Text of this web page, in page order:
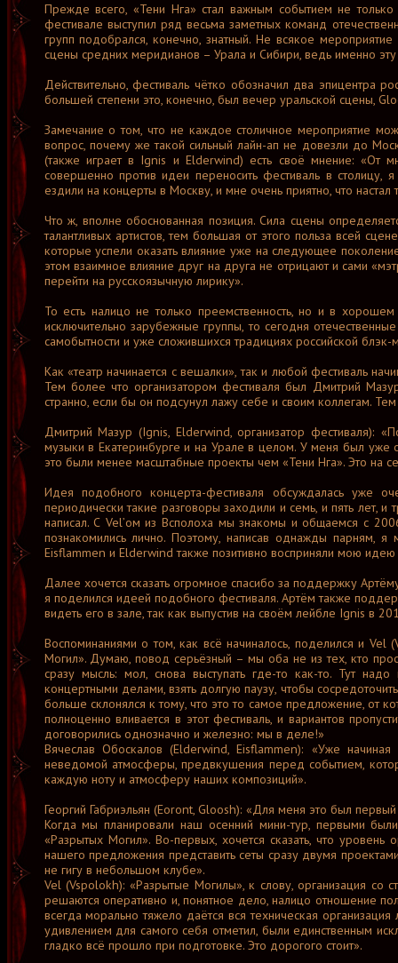
Прежде всего, «Тени Нга» стал важным событием не
фестивале выступил ряд весьма заметных команд
групп подобрался, конечно, знатный. Не всякое
сцены средних меридианов – Урала и Сибири, ведь именно
Действительно, фестиваль чётко обозначил два эпицентра
большей степени это, конечно, был вечер уральской сцены,
Замечание о том, что не каждое столичное мероприятие
вопрос, почему же такой сильный лайн-ап не довезли до
(также играет в Ignis и Elderwind) есть своё мнение: «От
совершенно против идеи переносить фестиваль в столицу,
ездили на концерты в Москву, и мне очень приятно, что
Что ж, вполне обоснованная позиция. Сила сцены
талантливых артистов, тем большая от этого польза всей
которые успели оказать влияние уже на следующее
этом взаимное влияние друг на друга не отрицают и сами
перейти на русскоязычную лирику».
То есть налицо не только преемственность, но и в
исключительно зарубежные группы, то сегодня
самобытности и уже сложившихся традициях российской блэк-
Как «театр начинается с вешалки», так и любой фестиваль
Тем более что организатором фестиваля был Дмитрий
странно, если бы он подсунул лажу себе и своим коллегам.
Дмитрий Мазур (Ignis, Elderwind, организатор фестиваля):
музыки в Екатеринбурге и на Урале в целом. У меня был уже
это были менее масштабные проекты чем «Тени Нга». Это на
Идея подобного концерта-фестиваля обсуждалась уже
периодически такие разговоры заходили и семь, и пять лет,
написал. С Vel’ом из Всполоха мы знакомы и общаемся с
познакомились лично. Поэтому, написав однажды парням,
Eisflammen и Elderwind также позитивно восприняли мою
Далее хочется сказать огромное спасибо за поддержку
я поделился идеей подобного фестиваля. Артём также
видеть его в зале, так как выпустив на своём лейбле Ignis в
Воспоминаниями о том, как всё начиналось, поделился и
Могил». Думаю, повод серьёзный – мы оба не из тех, кто
сразу мысль: мол, снова выступать где-то как-то. Тут
концертными делами, взять долгую паузу, чтобы
больше склонялся к тому, что это то самое предложение, от
полноценно вливается в этот фестиваль, и вариантов
договорились однозначно и железно: мы в деле!»
Вячеслав Обоскалов (Elderwind, Eisflammen): «Уже
неведомой атмосферы, предвкушения перед событием,
каждую ноту и атмосферу наших композиций».
Георгий Габриэльян (Eoront, Gloosh): «Для меня это был
Когда мы планировали наш осенний мини-тур, первыми
«Разрытых Могил». Во-первых, хочется сказать, что
нашего предложения представить сеты сразу двумя
не гигу в небольшом клубе».
Vel (Vspolokh): «Разрытые Могилы», к слову, организация со
решаются оперативно и, понятное дело, налицо отношение
всегда морально тяжело даётся вся техническая
удивлением для самого себя отметил, были единственным
гладко всё прошло при подготовке. Это дорогого стоит».